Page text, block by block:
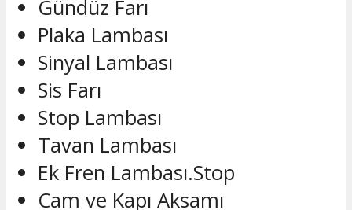
Gündüz Farı
Plaka Lambası
Sinyal Lambası
Sis Farı
Stop Lambası
Tavan Lambası
Ek Fren Lambası.Stop
Cam ve Kapı Aksamı